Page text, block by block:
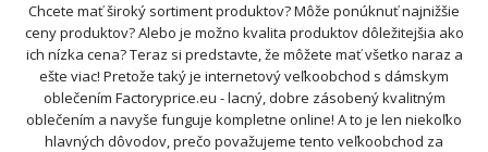
Chcete mať široký sortiment produktov? Môže ponúknuť najnižšie
ceny produktov? Alebo je možno kvalita produktov dôležitejšia ako
ich nízka cena? Teraz si predstavte, že môžete mať všetko naraz a
ešte viac! Pretože taký je internetový veľkoobchod s dámskym
oblečením Factoryprice.eu - lacný, dobre zásobený kvalitným
oblečením a navyše funguje kompletne online! A to je len niekoľko
hlavných dôvodov, prečo považujeme tento veľkoobchod za